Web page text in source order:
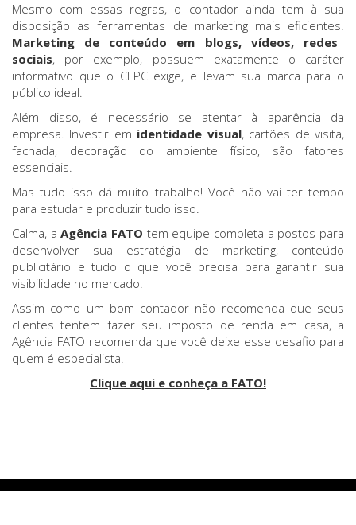
Mesmo com essas regras, o contador ainda tem à sua
disposição as ferramentas de marketing mais eficientes.
Marketing de conteúdo em blogs, vídeos, redes
sociais, por exemplo, possuem exatamente o caráter
informativo que o CEPC exige, e levam sua marca para o
público ideal.
Além disso, é necessário se atentar à aparência da
empresa. Investir em identidade visual, cartões de visita,
fachada, decoração do ambiente físico, são fatores
essenciais.
Mas tudo isso dá muito trabalho! Você não vai ter tempo
para estudar e produzir tudo isso.
Calma, aAgência FATO tem equipe completa a postos para
desenvolver sua estratégia de marketing, conteúdo
publicitário e tudo o que você precisa para garantir sua
visibilidade no mercado.
Assim como um bom contador não recomenda que seus
clientes tentem fazer seu imposto de renda em casa, a
Agência FATO recomenda que você deixe esse desafio para
quem é especialista.
Clique aqui e conheça a FATO!